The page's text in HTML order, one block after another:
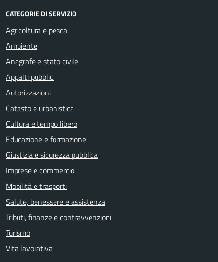
CATEGORIE DI SERVIZIO
Agricoltura e pesca
Ambiente
Anagrafe e stato civile
Appalti pubblici
Autorizzazioni
Catasto e urbanistica
Cultura e tempo libero
Educazione e formazione
Giustizia e sicurezza pubblica
Imprese e commercio
Mobilità e trasporti
Salute, benessere e assistenza
Tributi, finanze e contravvenzioni
Turismo
Vita lavorativa